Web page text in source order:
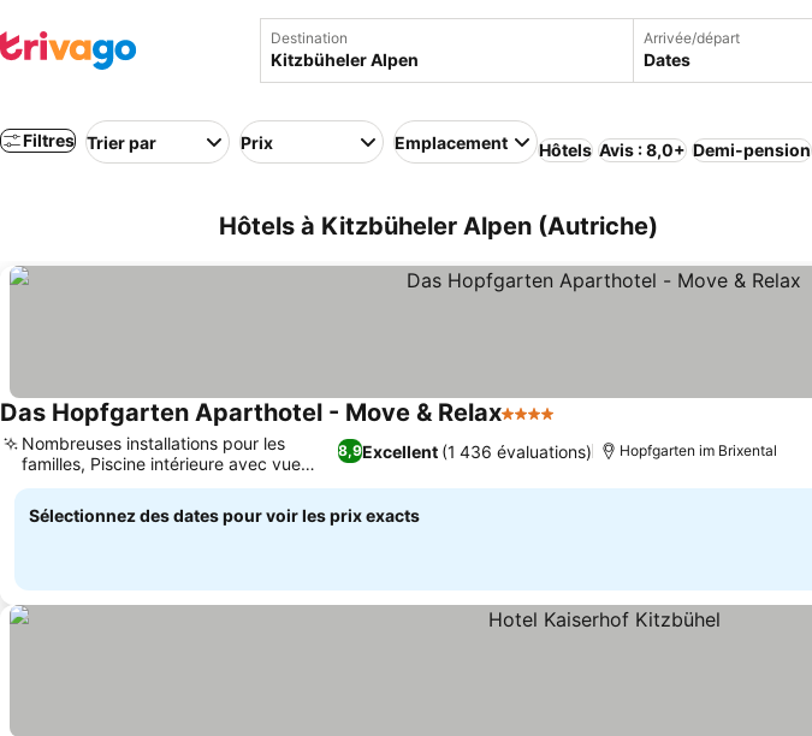
Destination Arrivée/départ
Dates
Filtres Trier par Prix Emplacement Hôtels Avis : 8,0+ Demi-pension
Hôtels à Kitzbüheler Alpen (Autriche)
Das Hopfgarten Aparthotel - Move & Relax4 Étoiles
8,9Excellent (1 436 évaluations)
Nombreuses installations pour les
familles, Piscine intérieure avec vue
panoramique
Hopfgarten im Brixental
Sélectionnez des dates pour voir les prix exacts